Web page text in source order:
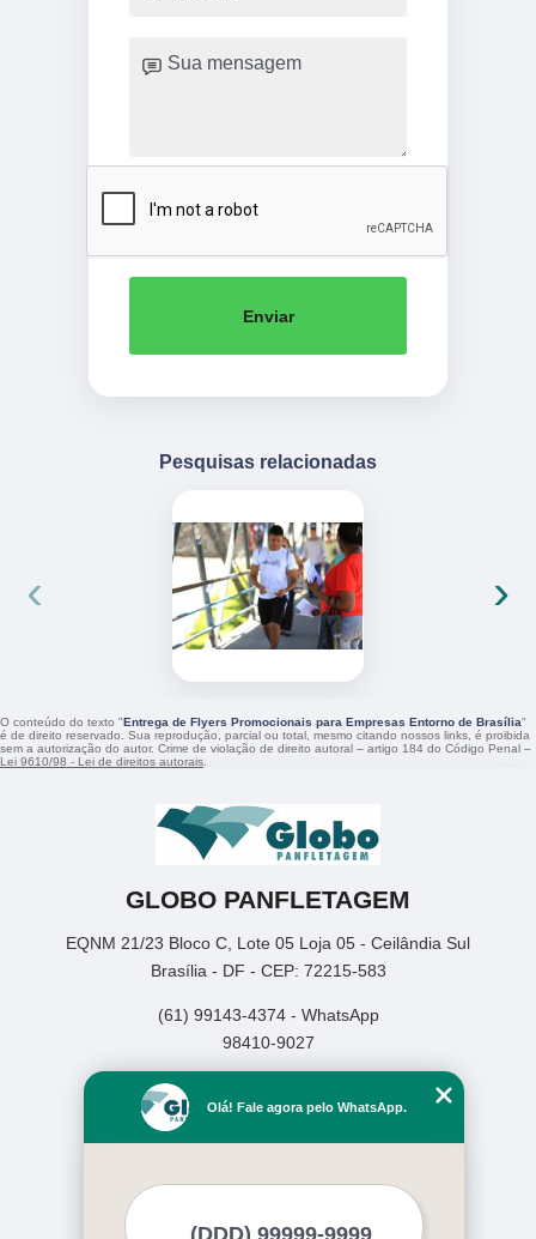
Enviar
Pesquisas relacionadas
‹ ›
O conteúdo do texto "Entrega de Flyers Promocionais para Empresas Entorno de Brasília"
é de direito reservado. Sua reprodução, parcial ou total, mesmo citando nossos links, é proibida
sem a autorização do autor. Crime de violação de direito autoral – artigo 184 do Código Penal –
Lei 9610/98 - Lei de direitos autorais
GLOBO PANFLETAGEM
EQNM 21/23 Bloco C, Lote 05 Loja 05 - Ceilândia Sul
Brasília - DF - CEP: 72215-583
(61) 99143-4374 - WhatsApp
98410-9027
Empresa
Missão
Mapa do site
Olá! Fale agora pelo WhatsApp.